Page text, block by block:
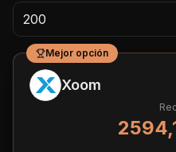
Mejor opción
Xoom